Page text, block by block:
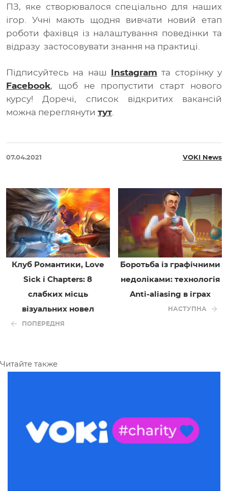
ПЗ, яке створювалося спеціально для наших
ігор. Учні мають щодня вивчати новий етап
роботи фахівця із налаштування поведінки та
відразу застосовувати знання на практиці.
Підписуйтесь на наш Instagram та сторінку у
Facebook, щоб не пропустити старт нового
курсу! Доречі, список відкритих вакансій
можна переглянути тут
07.04.2021 VOKI News
Клуб Романтики, Love
Sick і Chapters: 8
слабких місць
візуальних новел
ПОПЕРЕДНЯ
Боротьба із графічними
недоліками: технологія
Anti-aliasing в іграх
НАСТУПНА
Читайте также